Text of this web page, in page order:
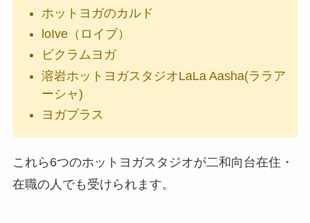
ホットヨガのカルド
loIve（ロイブ）
ビクラムヨガ
溶岩ホットヨガスタジオLaLa Aasha(ララア
ーシャ)
ヨガプラス
これら6つのホットヨガスタジオが二和向台在住・
在職の人でも受けられます。